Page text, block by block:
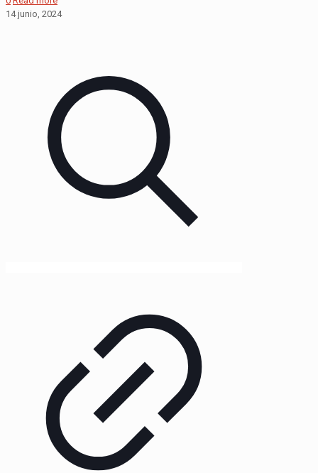
14 junio, 2024